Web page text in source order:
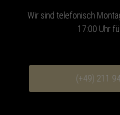
Wir sind telefonisch
17:00 Uhr
(+49) 211